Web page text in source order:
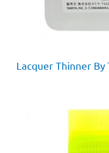
Lacquer Thinner